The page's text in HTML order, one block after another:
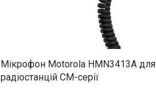
Мікрофон Motorola HMN3413A для
радіостанцій CM-серії